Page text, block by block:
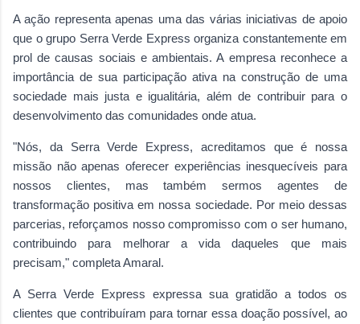
A ação representa apenas uma das várias iniciativas de apoio
que o grupo Serra Verde Express organiza constantemente em
prol de causas sociais e ambientais. A empresa reconhece a
importância de sua participação ativa na construção de uma
sociedade mais justa e igualitária, além de contribuir para o
desenvolvimento das comunidades onde atua.
"Nós, da Serra Verde Express, acreditamos que é nossa
missão não apenas oferecer experiências inesquecíveis para
nossos clientes, mas também sermos agentes de
transformação positiva em nossa sociedade. Por meio dessas
parcerias, reforçamos nosso compromisso com o ser humano,
contribuindo para melhorar a vida daqueles que mais
precisam," completa Amaral.
A Serra Verde Express expressa sua gratidão a todos os
clientes que contribuíram para tornar essa doação possível, ao